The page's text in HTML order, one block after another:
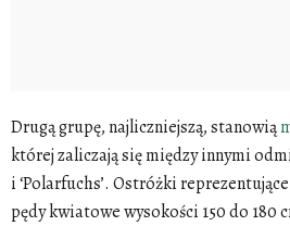
Drugą grupę, najliczniejszą, stanowią
której zaliczają się między innymi
i ‘Polarfuchs’. Ostróżki
pędy kwiatowe wysokości 150 do 180